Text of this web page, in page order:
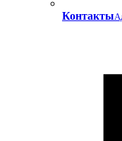
Контакты